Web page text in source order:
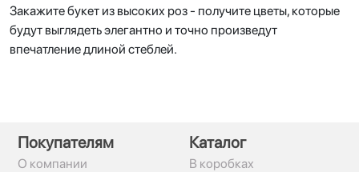
Закажите букет из высоких роз - получите цветы, которые
будут выглядеть элегантно и точно произведут
впечатление длиной стеблей.
Покупателям
О компании
Каталог
В коробках